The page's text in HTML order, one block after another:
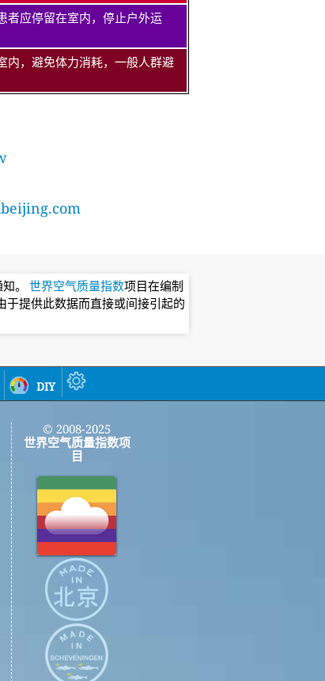
者应停留在室内，停止户外运
内，避免体力消耗，一般人群避
。 世界空气质量指数项目在编制
于提供此数据而直接或间接引起的
diy
© 2008-2025
世界空气质量指数项
目